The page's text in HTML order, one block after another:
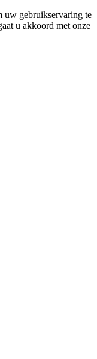
uw gebruikservaring te
u akkoord met onze